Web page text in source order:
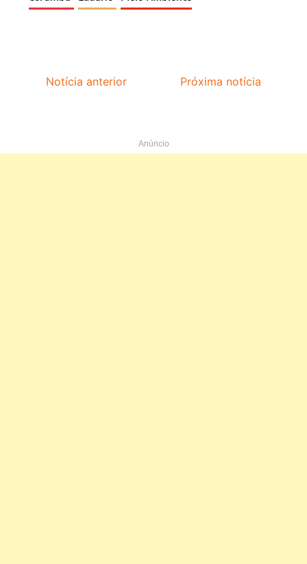
Notícia anterior Próxima notícia
Anúncio